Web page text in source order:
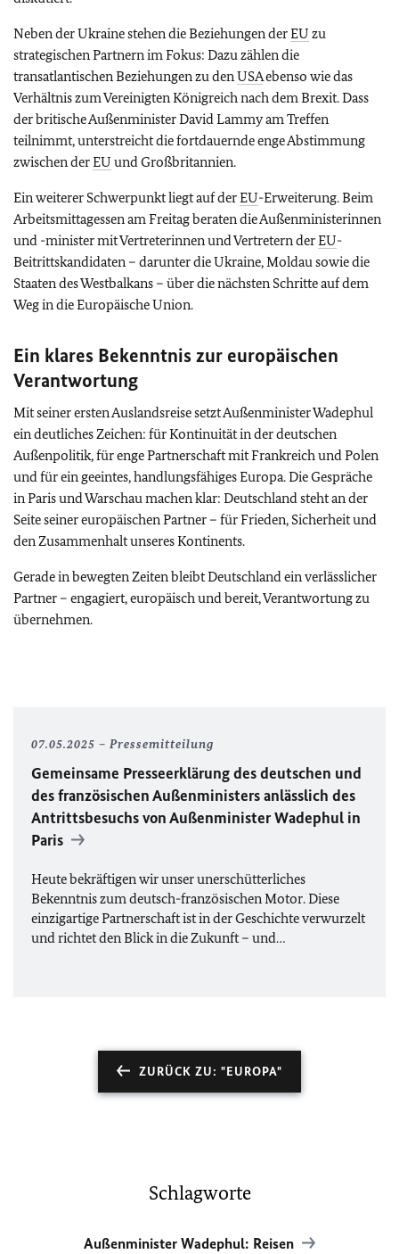
Neben der Ukraine stehen die Beziehungen derEU zu
strategischen Partnern im Fokus: Dazu zählen die
transatlantischen Beziehungen zu denUSAebenso wie das
Verhältnis zum Vereinigten Königreich nach dem Brexit. Dass
der britische Außenminister David Lammy am Treffen
teilnimmt, unterstreicht die fortdauernde enge Abstimmung
zwischen derEU und Großbritannien.
Ein weiterer Schwerpunkt liegt auf derEU-Erweiterung. Beim
Arbeitsmittagessen am Freitag beraten die Außenministerinnen
und -minister mit Vertreterinnen und Vertretern derEU-
Beitrittskandidaten – darunter die Ukraine, Moldau sowie die
Staaten des Westbalkans – über die nächsten Schritte auf dem
Weg in die Europäische Union.
Ein klares Bekenntnis zur europäischen
Verantwortung
Mit seiner ersten Auslandsreise setzt Außenminister Wadephul
ein deutliches Zeichen: für Kontinuität in der deutschen
Außenpolitik, für enge Partnerschaft mit Frankreich und Polen
und für ein geeintes, handlungsfähiges Europa. Die Gespräche
in Paris und Warschau machen klar: Deutschland steht an der
Seite seiner europäischen Partner – für Frieden, Sicherheit und
den Zusammenhalt unseres Kontinents.
Gerade in bewegten Zeiten bleibt Deutschland ein verlässlicher
Partner – engagiert, europäisch und bereit, Verantwortung zu
übernehmen.
07.05.2025 Pressemitteilung
Gemeinsame Presseerklärung des deutschen und
des französischen Außenministers anlässlich des
Antrittsbesuchs von Außenminister Wadephul in
Paris
Heute bekräftigen wir unser unerschütterliches
Bekenntnis zum deutsch-französischen Motor. Diese
einzigartige Partnerschaft ist in der Geschichte verwurzelt
und richtet den Blick in die Zukunft – und…
ZURÜCK ZU: "EUROPA"
Schlagworte
Außenminister Wadephul: Reisen